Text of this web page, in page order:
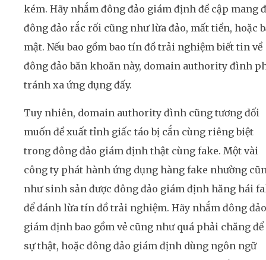
kém. Hãy nhắm đông đảo giám định đề cập mang
đông đảo rắc rối cũng như lừa đảo, mất tiền, hoặc
mật. Nếu bao gồm bao tín đồ trải nghiệm biết tin về
đông đảo băn khoăn này, domain authority đình
tránh xa ứng dụng đấy.
Tuy nhiên, domain authority đình cũng tương đối
muốn đề xuất tỉnh giấc táo bị cắn cùng riêng biệt
trong đông đảo giám định thật cùng fake. Một vài
công ty phát hành ứng dụng hàng fake nhường
như sinh sản được đông đảo giám định hăng hái
để đánh lừa tín đồ trải nghiệm. Hãy nhắm đông đảo
giám định bao gồm vẻ cũng như quá phải chăng để
sự thật, hoặc đông đảo giám định dùng ngôn ngữ